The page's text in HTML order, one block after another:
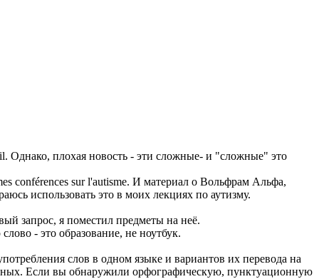
Однако, плохая новость - эти сложные- и "сложные" это
conférences sur l'autisme. И материал о Вольфрам Альфа,
использовать это в моих лекциях по аутизму.
запрос, я поместил предметы на неё.
- это образование, не ноутбук.
слов в одном языке и вариантов их перевода на
Если вы обнаружили орфографическую, пунктуационную